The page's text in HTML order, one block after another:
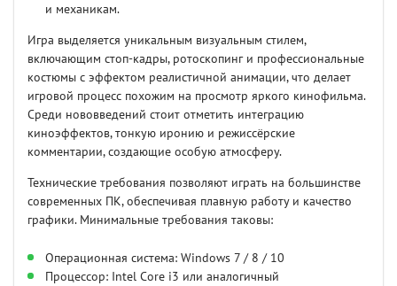
и механикам.
Игра выделяется уникальным визуальным стилем,
включающим стоп-кадры, ротоскопинг и профессиональные
костюмы с эффектом реалистичной анимации, что делает
игровой процесс похожим на просмотр яркого кинофильма.
Среди нововведений стоит отметить интеграцию
киноэффектов, тонкую иронию и режиссёрские
комментарии, создающие особую атмосферу.
Технические требования позволяют играть на большинстве
современных ПК, обеспечивая плавную работу и качество
графики. Минимальные требования таковы:
Операционная система: Windows 7 / 8 / 10
Процессор: Intel Core i3 или аналогичный